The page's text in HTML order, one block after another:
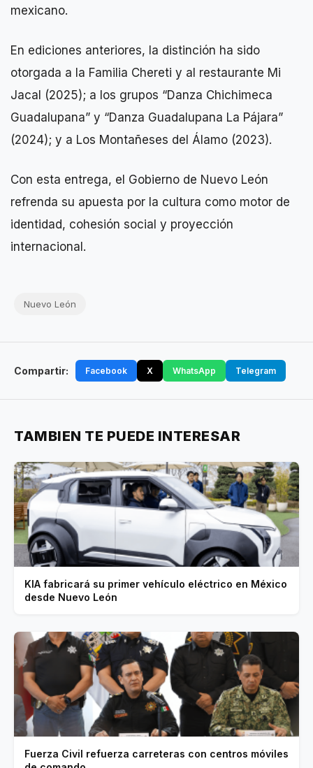
mexicano.
En ediciones anteriores, la distinción ha sido
otorgada a la Familia Chereti y al restaurante Mi
Jacal (2025); a los grupos “Danza Chichimeca
Guadalupana” y “Danza Guadalupana La Pájara”
(2024); y a Los Montañeses del Álamo (2023).
Con esta entrega, el Gobierno de Nuevo León
refrenda su apuesta por la cultura como motor de
identidad, cohesión social y proyección
internacional.
Nuevo León
Compartir: Facebook X WhatsApp Telegram
TAMBIEN TE PUEDE INTERESAR
KIA fabricará su primer vehículo eléctrico en México
desde Nuevo León
Fuerza Civil refuerza carreteras con centros móviles